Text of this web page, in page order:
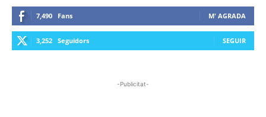
7,490 Fans M' AGRADA
3,252 Seguidors SEGUIR
-Publicitat-